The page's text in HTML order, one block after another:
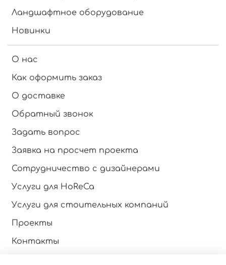
Ландшафтное оборудование
Новинки
О нас
Как оформить заказ
О доставке
Обратный звонок
Задать вопрос
Заявка на просчет проекта
Сотрудничество с дизайнерами
Услуги для HoReCa
Услуги для стоительных компаний
Проекты
Контакты